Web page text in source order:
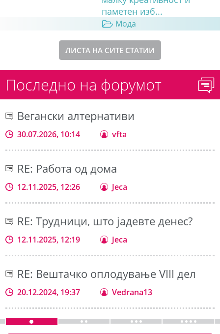
паметен изб...
Мода
ЛИСТА НА СИТЕ СТАТИИ
Последно на форумот
Вегански алтернативи
30.07.2026, 10:14 vfta
RE: Работа од дома
12.11.2025, 12:26 Jeca
RE: Трудници, што јадевте денес?
12.11.2025, 12:19 Jeca
RE: Вештачко оплодување VIII дел
20.12.2024, 19:37 Vedrana13